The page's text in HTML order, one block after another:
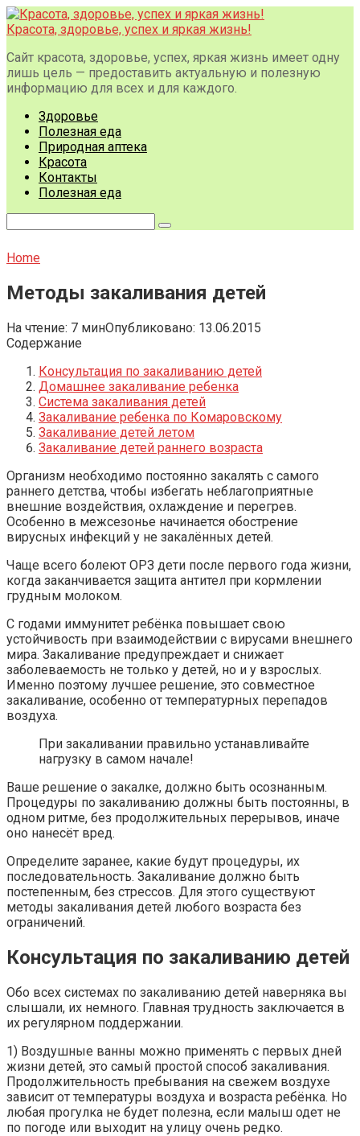
Перейти
к
Красота, здоровье, успех и яркая жизнь!
Сайт красота, здоровье, успех, яркая жизнь имеет одну
лишь цель — предоставить актуальную и полезную
информацию для всех и для каждого.
Здоровье
Полезная еда
Природная аптека
Красота
Контакты
Полезная еда
Home
Методы закаливания детей
На чтение: 7 минОпубликовано: 13.06.2015
Содержание
Консультация по закаливанию детей
Домашнее закаливание ребенка
Система закаливания детей
Закаливание ребенка по Комаровскому
Закаливание детей летом
Закаливание детей раннего возраста
Организм необходимо постоянно закалять с самого
раннего детства, чтобы избегать неблагоприятные
внешние воздействия, охлаждение и перегрев.
Особенно в межсезонье начинается обострение
вирусных инфекций у не закалённых детей.
Чаще всего болеют ОРЗ дети после первого года жизни,
когда заканчивается защита антител при кормлении
грудным молоком.
С годами иммунитет ребёнка повышает свою
устойчивость при взаимодействии с вирусами внешнего
мира. Закаливание предупреждает и снижает
заболеваемость не только у детей, но и у взрослых.
Именно поэтому лучшее решение, это совместное
закаливание, особенно от температурных перепадов
воздуха.
При закаливании правильно устанавливайте
нагрузку в самом начале!
Ваше решение о закалке, должно быть осознанным.
Процедуры по закаливанию должны быть постоянны, в
одном ритме, без продолжительных перерывов, иначе
оно нанесёт вред.
Определите заранее, какие будут процедуры, их
последовательность. Закаливание должно быть
постепенным, без стрессов. Для этого существуют
методы закаливания детей любого возраста без
ограничений.
Консультация по закаливанию детей
Обо всех системах по закаливанию детей наверняка вы
слышали, их немного. Главная трудность заключается в
их регулярном поддержании.
1) Воздушные ванны можно применять с первых дней
жизни детей, это самый простой способ закаливания.
Продолжительность пребывания на свежем воздухе
зависит от температуры воздуха и возраста ребёнка. Но
любая прогулка не будет полезна, если малыш одет не
по погоде или выходит на улицу очень редко.